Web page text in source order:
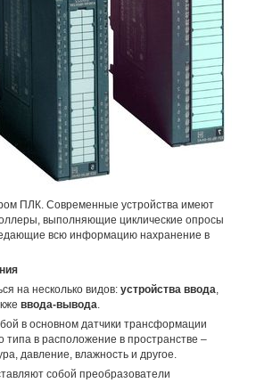
ПЛК. Современные устройства имеют
выполняющие циклические опросы
всю информацию нахранение в
на несколько видов: устройства ввода
ввода-вывода
в основном датчики трансформации
типа в расположение в пространстве –
давление, влажность и другое.
собой преобразователи